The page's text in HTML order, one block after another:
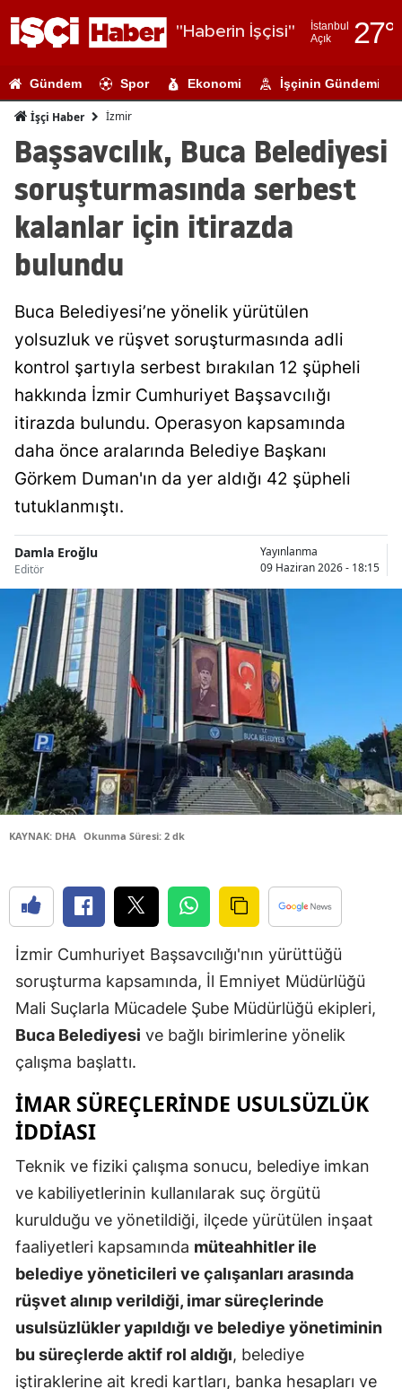
"Haberin İşçisi"
İstanbul
Açık
27°
Adıyaman
Ağrı
Amasya
Aydın
Bilecik
Bolu
Burdur
Denizli
Diyarbakır
Eskişehir
Gaziantep
Giresun
Hatay
Mersin
İstanbul
Kastamonu
Gündem Spor Ekonomi İşçinin Gündemi
İşçi Haber İzmir
Başsavcılık, Buca Belediyesi
soruşturmasında serbest
kalanlar için itirazda
bulundu
Buca Belediyesi’ne yönelik yürütülen
yolsuzluk ve rüşvet soruşturmasında adli
kontrol şartıyla serbest bırakılan 12 şüpheli
hakkında İzmir Cumhuriyet Başsavcılığı
itirazda bulundu. Operasyon kapsamında
daha önce aralarında Belediye Başkanı
Görkem Duman'ın da yer aldığı 42 şüpheli
tutuklanmıştı.
Damla Eroğlu
Editör
Yayınlanma
09 Haziran 2026 - 18:15
KAYNAK: DHA Okunma Süresi: 2 dk
İzmir Cumhuriyet Başsavcılığı'nın yürüttüğü
soruşturma kapsamında, İl Emniyet Müdürlüğü
Mali Suçlarla Mücadele Şube Müdürlüğü ekipleri,
Buca Belediyesi ve bağlı birimlerine yönelik
çalışma başlattı.
IMAR SÜREÇLERINDE USULSÜZLÜK
IDDIASI
Teknik ve fiziki çalışma sonucu, belediye imkan
ve kabiliyetlerinin kullanılarak suç örgütü
kurulduğu ve yönetildiği, ilçede yürütülen inşaat
faaliyetleri kapsamında müteahhitler ile
belediye yöneticileri ve çalışanları arasında
rüşvet alınıp verildiği, imar süreçlerinde
usulsüzlükler yapıldığı ve belediye yönetiminin
bu süreçlerde aktif rol aldığı, belediye
iştiraklerine ait kredi kartları, banka hesapları ve